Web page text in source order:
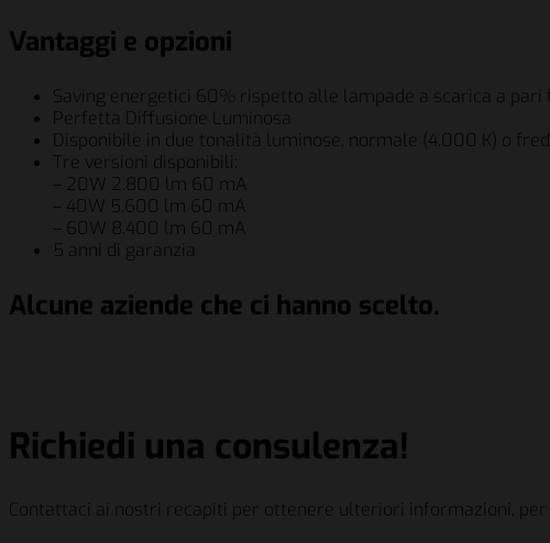
Vantaggi e opzioni
Saving energetici 60% rispetto alle lampade a scarica a pari
Perfetta Diffusione Luminosa
Disponibile in due tonalità luminose, normale (4.000 K) o
Tre versioni disponibili:
– 20W 2.800 lm 60 mA
– 40W 5.600 lm 60 mA
– 60W 8.400 lm 60 mA
5 anni di garanzia
Alcune aziende che ci hanno scelto.
Richiedi una consulenza!
Contattaci ai nostri recapiti per ottenere ulteriori informazioni,